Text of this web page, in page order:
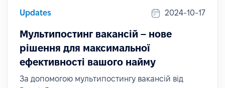
Updates 2024-10-17
Мультипостинг вакансій – нове
рішення для максимальної
ефективності вашого найму
За допомогою мультипостингу вакансій від